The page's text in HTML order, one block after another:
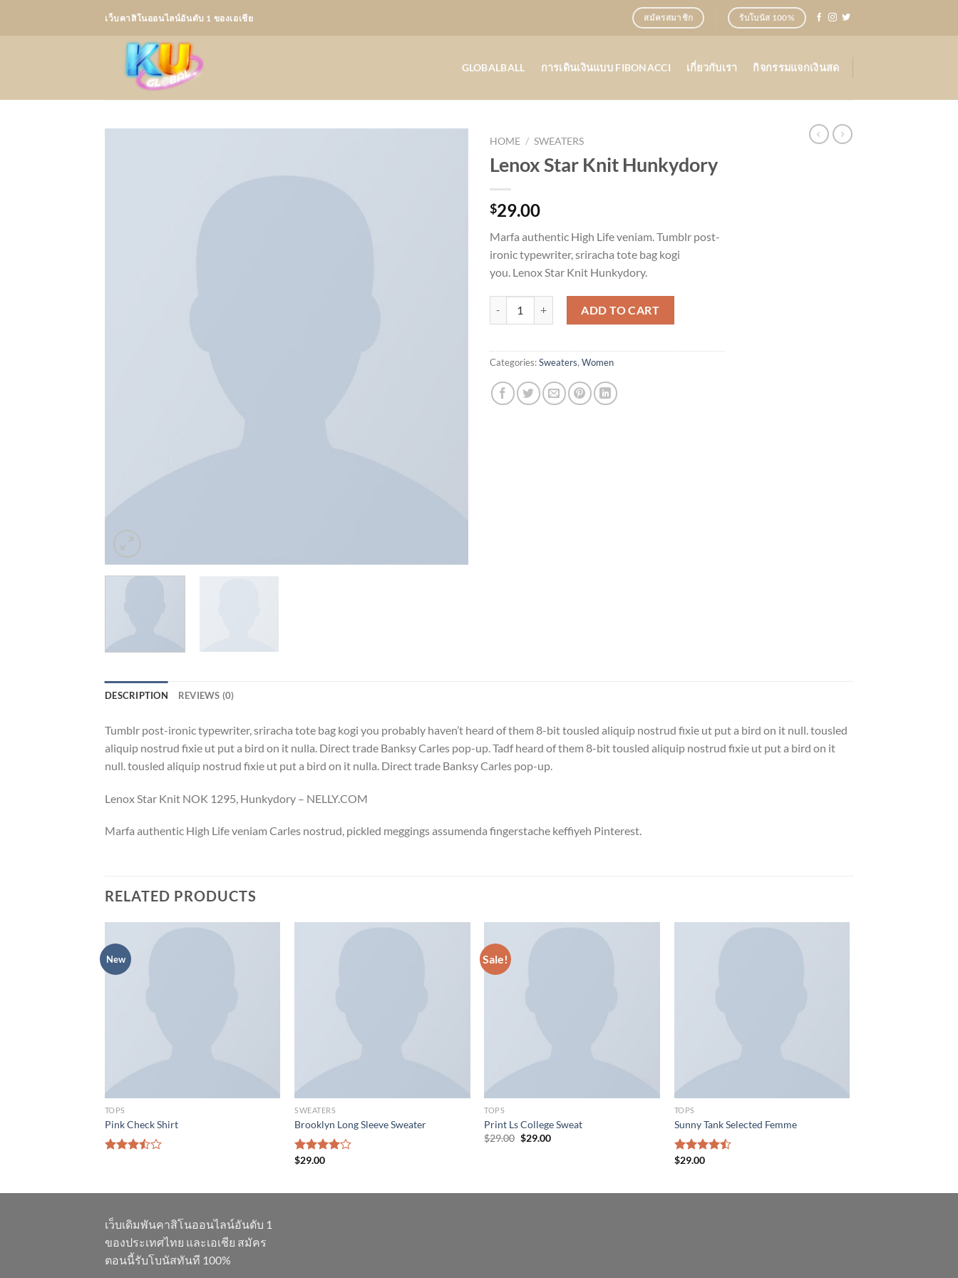
เว็บคาสิโนออนไลน์อันดับ 1 ของเอเชีย สมัครสมาชิก รับโบนัส 100%
GLOBALBALL การเดินเงินแบบ FIBONACCI เกี่ยวกับเรา กิจกรรมแจกเงินสด
HOME / SWEATERS
Lenox Star Knit Hunkydory
$29.00
Marfa authentic High Life veniam. Tumblr post-
ironic typewriter, sriracha tote bag kogi
you. Lenox Star Knit Hunkydory.
ADD TO CART
Categories:Sweaters, Women
DESCRIPTION REVIEWS (0)
Tumblr post-ironic typewriter, sriracha tote bag kogi you probably haven’t heard of them 8-bit tousled aliquip nostrud fixie ut put a bird on it null. tousled
aliquip nostrud fixie ut put a bird on it nulla. Direct trade Banksy Carles pop-up. Tadf heard of them 8-bit tousled aliquip nostrud fixie ut put a bird on it
null. tousled aliquip nostrud fixie ut put a bird on it nulla. Direct trade Banksy Carles pop-up.
Lenox Star Knit NOK 1295, Hunkydory – NELLY.COM
Marfa authentic High Life veniam Carles nostrud, pickled meggings assumenda fingerstache keffiyeh Pinterest.
RELATED PRODUCTS
New
TOPS
Pink Check Shirt
SWEATERS
Brooklyn Long Sleeve Sweater
Rated
$29.00
Sale!
TOPS
Print Ls College Sweat
$29.00 Original
$29.00Current
TOPS
Sunny Tank Selected Femme
Rated
$29.00
เว็บเดิมพันคาสิโนออนไลน์อันดับ 1
ของประเทศไทย และเอเชีย สมัคร
ตอนนี้รับโบนัสทันที 100%